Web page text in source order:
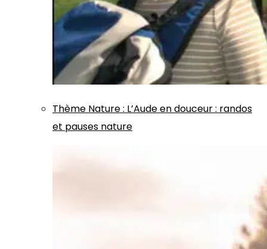
Thème Nature: L’Aude en douceur : randos
et pauses nature